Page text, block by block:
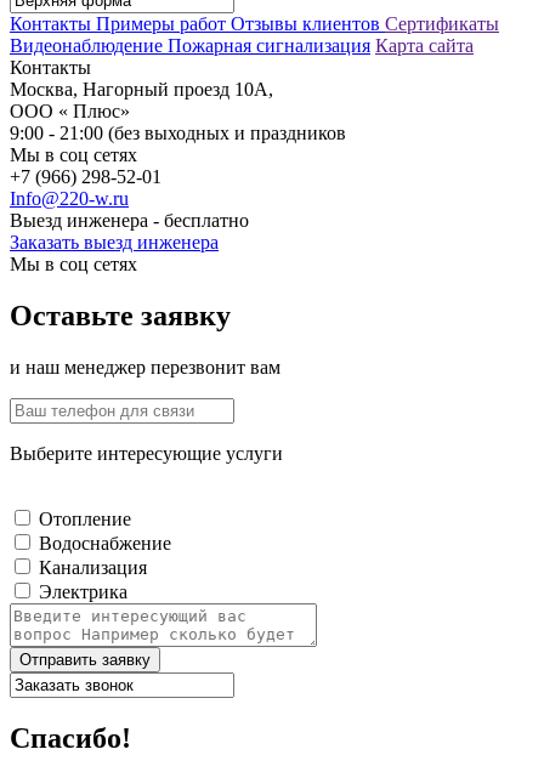
Контакты Примеры работ Отзывы клиентов Сертификаты
Видеонаблюдение Пожарная сигнализация Карта сайта
Контакты
Москва, Нагорный проезд 10А,
ООО « Плюс»
9:00 - 21:00 (без выходных и праздников
Мы в соц сетях
+7 (966) 298-52-01
Info@220-w.ru
Выезд инженера - бесплатно
Заказать выезд инженера
Мы в соц сетях
Оставьте заявку
и наш менеджер перезвонит вам
Выберите интересующие услуги
Отопление
Водоснабжение
Канализация
Электрика
Отправить заявку
Спасибо!